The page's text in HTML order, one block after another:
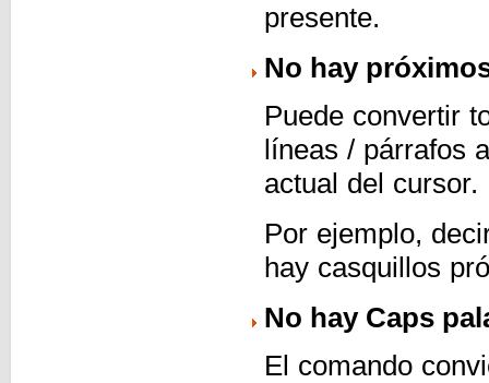
presente.
No hay
Puede convertir
líneas / párrafos
actual del cursor.
Por ejemplo,
hay casquillos
No hay Caps
El comando